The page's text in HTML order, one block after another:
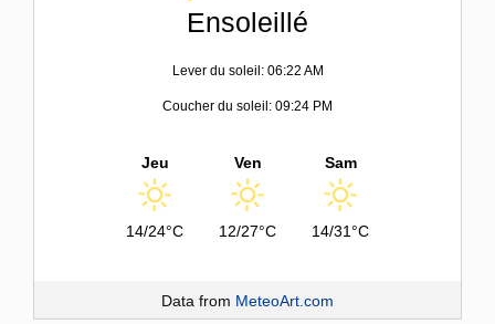
Ensoleillé
Lever du soleil: 06:22 AM
Coucher du soleil: 09:24 PM
Jeu
14/24°C
Ven
12/27°C
Sam
14/31°C
Data from MeteoArt.com